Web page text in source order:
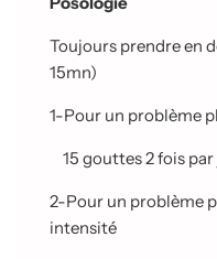
Toujours prendre en
15mn)
1-Pour un problème
15 gouttes 2 fois
2-Pour un problème
intensité